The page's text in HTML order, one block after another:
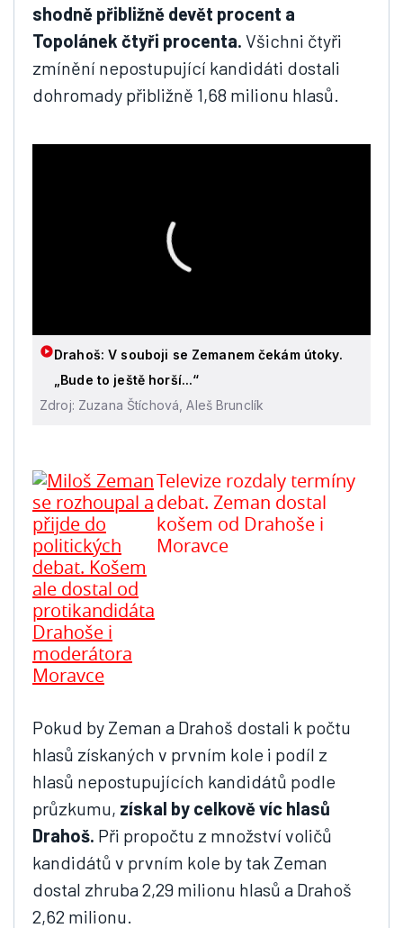
shodně přibližně devět procent a
Topolánek čtyři procenta. Všichni čtyři
zmínění nepostupující kandidáti dostali
dohromady přibližně 1,68 milionu hlasů.
Drahoš: V souboji se Zemanem čekám útoky.
„Bude to ještě horší...“
Zdroj: Zuzana Štíchová, Aleš Brunclík
Televize rozdaly termíny
debat. Zeman dostal
košem od Drahoše i
Moravce
Pokud by Zeman a Drahoš dostali k počtu
hlasů získaných v prvním kole i podíl z
hlasů nepostupujících kandidátů podle
průzkumu, získal by celkově víc hlasů
Drahoš. Při propočtu z množství voličů
kandidátů v prvním kole by tak Zeman
dostal zhruba 2,29 milionu hlasů a Drahoš
2,62 milionu.